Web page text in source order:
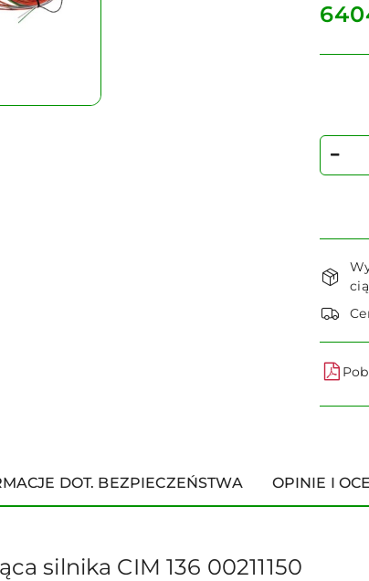
Ilość
i
DOT. BEZPIECZEŃSTWA OPINIE I
silnika CIM 136 00211150